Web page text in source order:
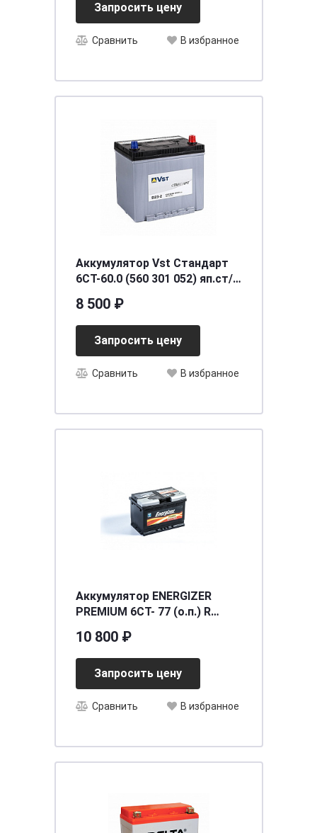
Запросить цену
Сравнить В избранное
Аккумулятор Vst Стандарт
6СТ-60.0 (560 301 052) яп.ст/
8 500 ₽
Запросить цену
Сравнить В избранное
Аккумулятор ENERGIZER
PREMIUM 6CT- 77 (о.п.) R
[L3]
10 800 ₽
Запросить цену
Сравнить В избранное